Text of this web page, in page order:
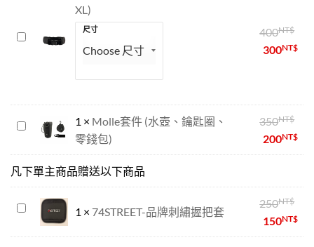
搭
用
Molle
種
寸
XL)
XL)
尺寸 400NT$
300NT$
Molle
件
(水
壺、
鑰
圈、
1 × Molle套件 (水壺、鑰匙圈、
零錢包)
350NT$
200NT$
凡下單主商品贈送以下商品
74STREET-
牌
1 × 74STREET-品牌刺繡握把套
250NT$
150NT$